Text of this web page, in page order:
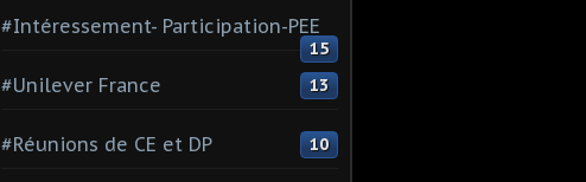
#Intéressement- Participation-PEE
15
#Unilever France 13
#Réunions de CE et DP 10